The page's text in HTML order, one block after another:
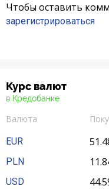
Чтобы оставить
зарегистрироваться
Курс валют
в Кредобанке
Валюта
EUR
PLN
USD